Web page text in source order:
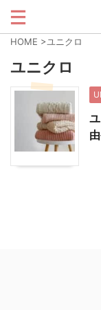
HOME >ユニクロ
ユニクロ